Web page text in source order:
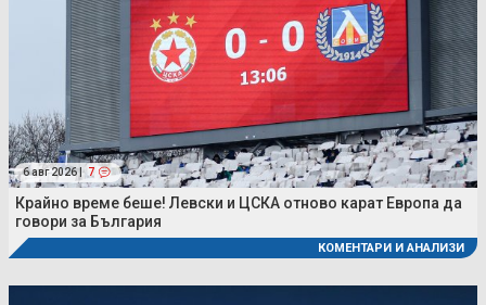
6 авг 2026 | 7
Крайно време беше! Левски и ЦСКА отново карат Европа да
говори за България
КОМЕНТАРИ И АНАЛИЗИ